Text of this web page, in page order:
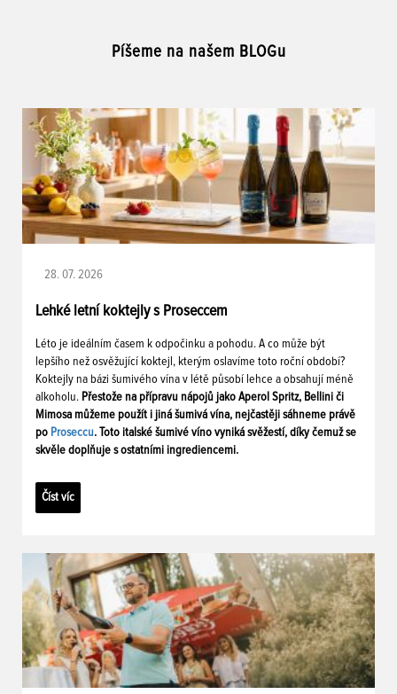
Píšeme na našem BLOGu
28. 07. 2026
Lehké letní koktejly s Proseccem
Léto je ideálním časem k odpočinku a pohodu. A co může být
lepšího než osvěžující koktejl, kterým oslavíme toto roční období?
Koktejly na bázi šumivého vína v létě působí lehce a obsahují méně
alkoholu. Přestože na přípravu nápojů jako Aperol Spritz, Bellini či
Mimosa můžeme použít i jiná šumivá vína, nejčastěji sáhneme právě
po Proseccu. Toto italské šumivé víno vyniká svěžestí, díky čemuž se
skvěle doplňuje s ostatními ingrediencemi.
Číst víc